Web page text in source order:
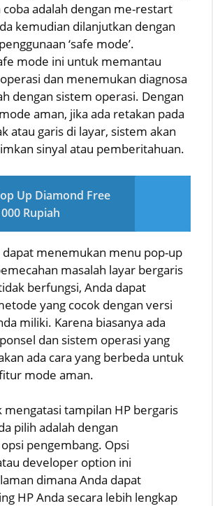
coba adalah dengan me-restart
kemudian dilanjutkan dengan
‘safe mode’.
mode ini untuk memantau
dan menemukan diagnosa
dengan sistem operasi. Dengan
aman, jika ada retakan pada
atau garis di layar, sistem akan
sinyal atau pemberitahuan.
Up Diamond Free
Rupiah
dapat menemukan menu pop-up
masalah layar bergaris
berfungsi, Anda dapat
yang cocok dengan versi
miliki. Karena biasanya ada
dan sistem operasi yang
ada cara yang berbeda untuk
mode aman.
mengatasi tampilan HP bergaris
pilih adalah dengan
pengembang. Opsi
developer option ini
dimana Anda dapat
HP Anda secara lebih lengkap